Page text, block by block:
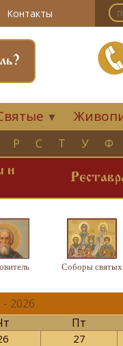
Контакты
▼
Р С Т У Ф
и
Соборы святых
2026
Пт
27